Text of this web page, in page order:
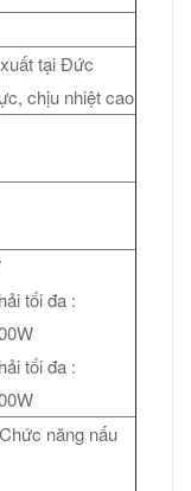
tại Đức
chịu nhiệt cao
tối đa :
tối đa :
năng nấu